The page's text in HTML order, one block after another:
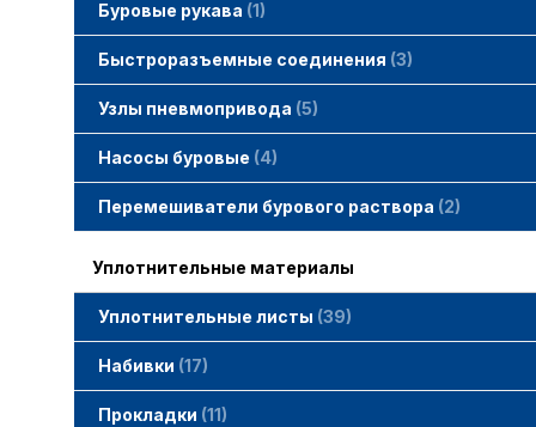
Буровые рукава 1
Быстроразъемные соединения 3
Узлы пневмопривода 5
Насосы буровые 4
Перемешиватели бурового раствора 2
Уплотнительные материалы
Уплотнительные листы 39
Набивки 17
Прокладки 11